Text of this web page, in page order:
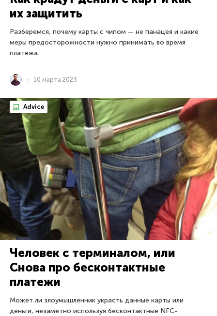
их защитить
Разберемся, почему карты с чипом — не панацея и какие
меры предосторожности нужно принимать во время
платежа.
10 марта 2023
Advice
Человек с терминалом, или
Снова про бесконтактные
платежи
Может ли злоумышленник украсть данные карты или
деньги, незаметно используя бесконтактные NFC-